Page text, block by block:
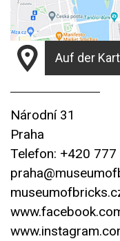
Auf der
Národní 31
Praha
Telefon: +420